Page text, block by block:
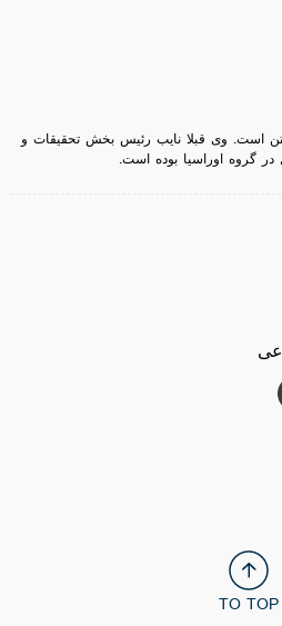
است. وی قبلا نایب رئیس بخش تحقیقات و
در گروه اوراسیا بوده است.
TO TOP